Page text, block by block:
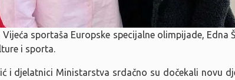
sportaša Europske specijalne olimpijade, Edna
i sporta.
i djelatnici Ministarstva srdačno su dočekali novu